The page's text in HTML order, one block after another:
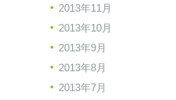
2013年11月
2013年10月
2013年9月
2013年8月
2013年7月